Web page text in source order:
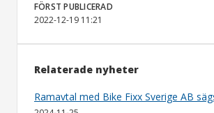
FÖRST PUBLICERAD
2022-12-19 11:21
Relaterade nyheter
Ramavtal med Bike Fixx Sverige AB